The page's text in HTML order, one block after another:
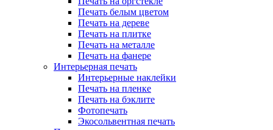
Печать белым цветом
Печать на дереве
Печать на плитке
Печать на металле
Печать на фанере
Интерьерная печать
Интерьерные наклейки
Печать на пленке
Печать на бэклите
Фотопечать
Экосольвентная печать